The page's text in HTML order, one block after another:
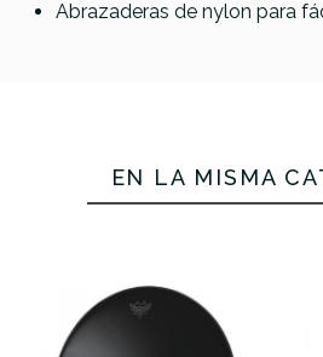
Abrazaderas de nylon para
EN LA MISMA